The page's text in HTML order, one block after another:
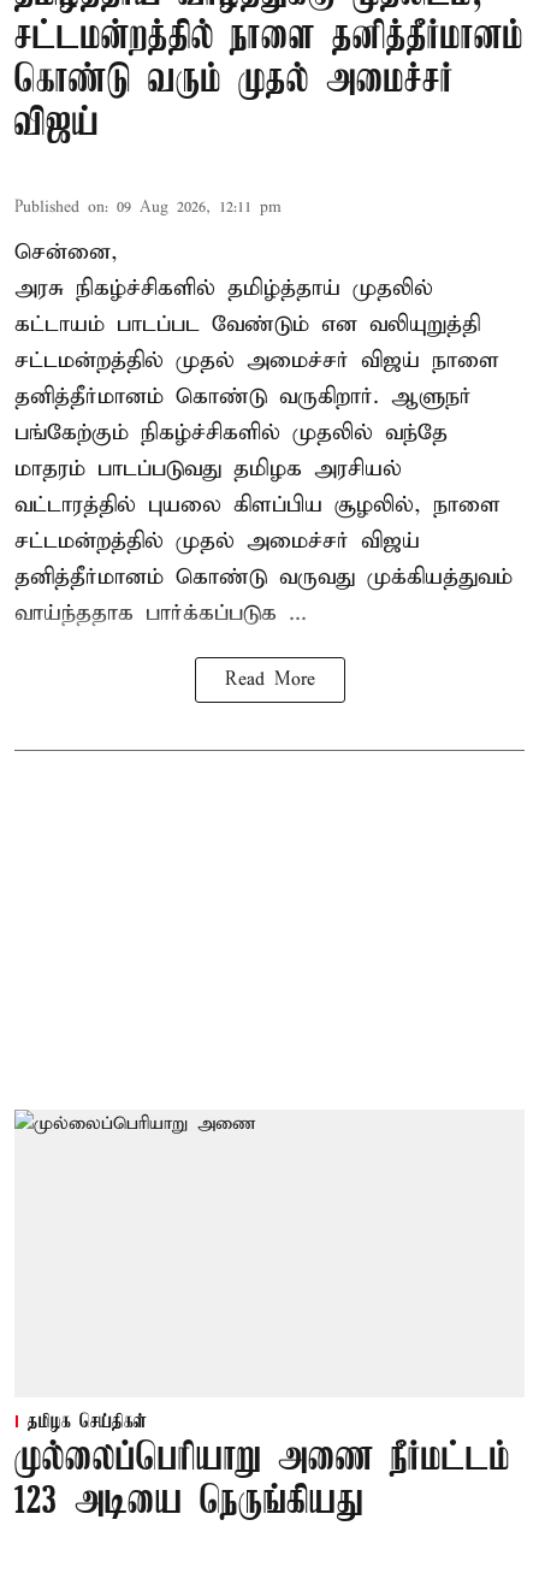
சட்டமன்றத்தில் நாளை தனித்தீர்மானம்
கொண்டு வரும் முதல் அமைச்சர்
விஜய்
Published on: 09 Aug 2026, 12:11 pm
சென்னை,
அரசு நிகழ்ச்சிகளில் தமிழ்த்தாய் முதலில்
கட்டாயம் பாடப்பட வேண்டும் என வலியுறுத்தி
சட்டமன்றத்தில் முதல் அமைச்சர் விஜய் நாளை
தனித்தீர்மானம் கொண்டு வருகிறார். ஆளுநர்
பங்கேற்கும் நிகழ்ச்சிகளில் முதலில் வந்தே
மாதரம் பாடப்படுவது தமிழக அரசியல்
வட்டாரத்தில் புயலை கிளப்பிய சூழலில், நாளை
சட்டமன்றத்தில் முதல் அமைச்சர் விஜய்
தனித்தீர்மானம் கொண்டு வருவது முக்கியத்துவம்
வாய்ந்ததாக பார்க்கப்படுக ...
Read More
தமிழக செய்திகள்
முல்லைப்பெரியாறு அணை நீர்மட்டம்
123 அடியை நெருங்கியது